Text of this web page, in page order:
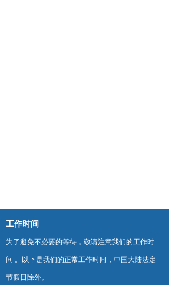
工作时间
为了避免不必要的等待，敬请注意我们的工作时
间 。以下是我们的正常工作时间，中国大陆法定
节假日除外。